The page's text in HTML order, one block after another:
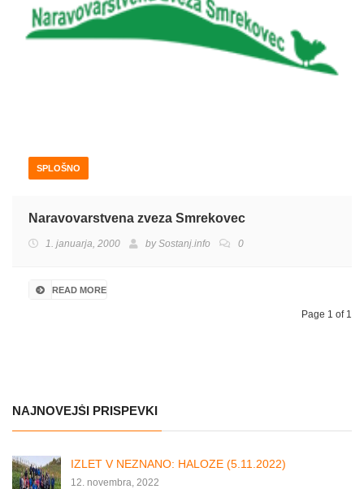
SPLOŠNO
Naravovarstvena zveza Smrekovec
1. januarja, 2000 bySostanj.info 0
READ MORE
Page 1 of 1
NAJNOVEJŠI PRISPEVKI
IZLET V NEZNANO: HALOZE (5.11.2022)
12. novembra, 2022